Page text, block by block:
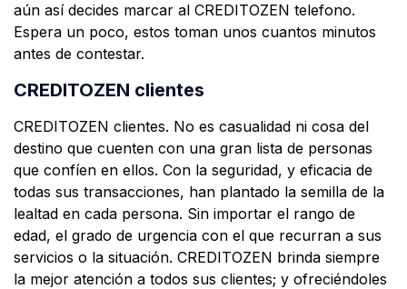
aún así decides marcar al CREDITOZEN telefono.
Espera un poco, estos toman unos cuantos minutos
antes de contestar.
CREDITOZEN clientes
CREDITOZEN clientes. No es casualidad ni cosa del
destino que cuenten con una gran lista de personas
que confíen en ellos. Con la seguridad, y eficacia de
todas sus transacciones, han plantado la semilla de la
lealtad en cada persona. Sin importar el rango de
edad, el grado de urgencia con el que recurran a sus
servicios o la situación. CREDITOZEN brinda siempre
la mejor atención a todos sus clientes; y ofreciéndoles